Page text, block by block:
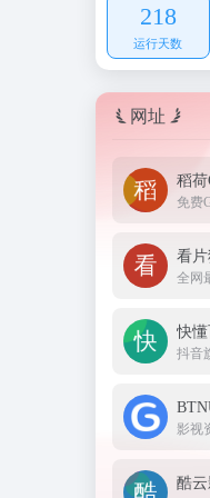
218
运行天数
网址
稻
免费
看片
全网
快
抖音
影视
酷